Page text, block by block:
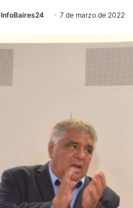
InfoBaires24 7 de marzo de 2022